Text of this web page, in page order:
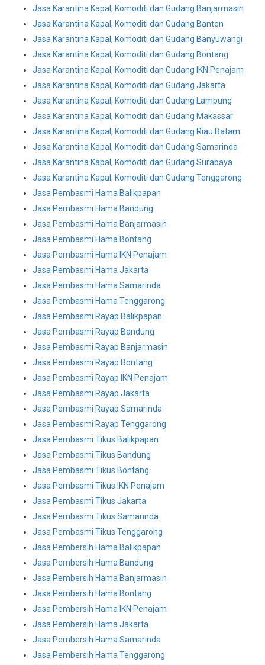
Jasa Karantina Kapal, Komoditi dan Gudang Banjarmasin
Jasa Karantina Kapal, Komoditi dan Gudang Banten
Jasa Karantina Kapal, Komoditi dan Gudang Banyuwangi
Jasa Karantina Kapal, Komoditi dan Gudang Bontang
Jasa Karantina Kapal, Komoditi dan Gudang IKN Penajam
Jasa Karantina Kapal, Komoditi dan Gudang Jakarta
Jasa Karantina Kapal, Komoditi dan Gudang Lampung
Jasa Karantina Kapal, Komoditi dan Gudang Makassar
Jasa Karantina Kapal, Komoditi dan Gudang Riau Batam
Jasa Karantina Kapal, Komoditi dan Gudang Samarinda
Jasa Karantina Kapal, Komoditi dan Gudang Surabaya
Jasa Karantina Kapal, Komoditi dan Gudang Tenggarong
Jasa Pembasmi Hama Balikpapan
Jasa Pembasmi Hama Bandung
Jasa Pembasmi Hama Banjarmasin
Jasa Pembasmi Hama Bontang
Jasa Pembasmi Hama IKN Penajam
Jasa Pembasmi Hama Jakarta
Jasa Pembasmi Hama Samarinda
Jasa Pembasmi Hama Tenggarong
Jasa Pembasmi Rayap Balikpapan
Jasa Pembasmi Rayap Bandung
Jasa Pembasmi Rayap Banjarmasin
Jasa Pembasmi Rayap Bontang
Jasa Pembasmi Rayap IKN Penajam
Jasa Pembasmi Rayap Jakarta
Jasa Pembasmi Rayap Samarinda
Jasa Pembasmi Rayap Tenggarong
Jasa Pembasmi Tikus Balikpapan
Jasa Pembasmi Tikus Bandung
Jasa Pembasmi Tikus Bontang
Jasa Pembasmi Tikus IKN Penajam
Jasa Pembasmi Tikus Jakarta
Jasa Pembasmi Tikus Samarinda
Jasa Pembasmi Tikus Tenggarong
Jasa Pembersih Hama Balikpapan
Jasa Pembersih Hama Bandung
Jasa Pembersih Hama Banjarmasin
Jasa Pembersih Hama Bontang
Jasa Pembersih Hama IKN Penajam
Jasa Pembersih Hama Jakarta
Jasa Pembersih Hama Samarinda
Jasa Pembersih Hama Tenggarong